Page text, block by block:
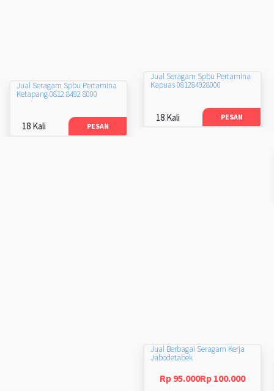
Jual Seragam Spbu Pertamina
Kapuas 081284928000
18 Kali PESAN
Jual Seragam Spbu Pertamina
Ketapang 0812 8492 8000
18 Kali PESAN
Jual Berbagai Seragam Kerja
Jabodetabek
Rp 95.000Rp 100.000